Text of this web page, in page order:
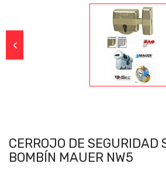
CERROJO DE SEGURIDAD
BOMBÍN MAUER NW5